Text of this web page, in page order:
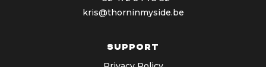
kris@thorninmyside.be
support